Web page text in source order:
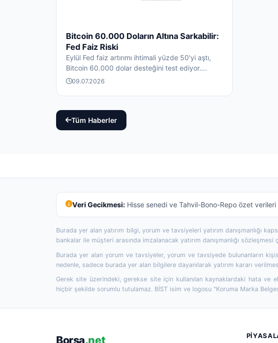
Bitcoin 60.000 Doların Altına Sarkabilir:
Fed Faiz Riski
Eylül Fed faiz artırımı ihtimali yüzde 50'yi aştı,
Bitcoin 60.000 dolar desteğini test ediyor.
63.800-64.000 d...
09.07.2026
Tüm Haberler
Veri Gecikmesi:Hisse senedi ve Tahvil-Bono-Repo özet
Burada yer alan yatırım bilgi, yorum ve tavsiyeleri yatırım danışmanlığı
bankalar ile müşteri arasında imzalanacak yatırım danışmanlığı
Burada yer alan yorum ve tavsiyeler, yorum ve tavsiyede bulunanların
nedenle, sadece burada yer alan bilgilere dayanılarak yatırım kararı
Gerek site üzerindeki, gerekse site için kullanılan kaynaklardaki hata ve
hiçbir şekilde sorumlu tutulamaz. BİST isim ve logosu "Koruma Marka
Borsa.net